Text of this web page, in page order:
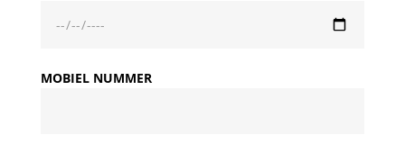
MOBIEL NUMMER